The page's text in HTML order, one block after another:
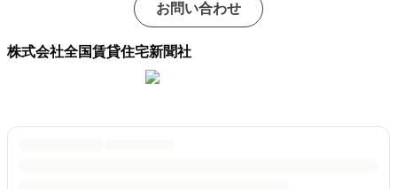
お問い合わせ
株式会社全国賃貸住宅新聞社